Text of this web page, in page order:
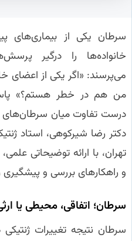
سرطان یکی از بیماری‌های
خانواده‌ها را درگیر
می‌پرسند: «اگر یکی از اعضای
من هم در خطر هستم؟»
درست تفاوت میان سرطان‌های
دکتر رضا شیرکوهی، استاد
تهران، با ارائه توضیحاتی
و راهکارهای بررسی و
سرطان؛ اتفاقی، محیطی یا
سرطان نتیجه تغییرات